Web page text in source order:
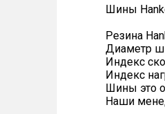
Шины
Резина
Диаметр
Индекс
Индекс
Шины это
Наши